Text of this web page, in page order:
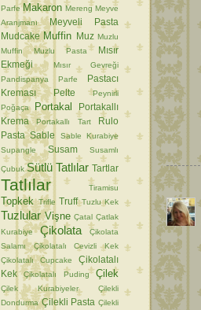
Parfe Makaron Mereng Meyve
Aranjmanı
Meyveli Pasta
Mudcake Muffin Muz Muzlu
Muffin
Muzlu Pasta
Mısır
Ekmeği
Mısır Gevreği
Pandispanya
Parfe
Pastacı
Kreması
Pelte
Peynirli
Poğaça
Portakal
Portakallı
Krema
Portakallı Tart
Rulo
Pasta Sable
Sable Kurabiye
Supangle
Susam Susamlı
Çubuk Sütlü Tatlılar Tartlar
Tatlılar Tiramisu
Topkek Trifle Truff Tuzlu Kek
Tuzlular Vişne Çatal Çatlak
Kurabiye
Çikolata
Çikolata
Salamı
Çikolatalı Cevizli Kek
Çikolatalı Cupcake
Çikolatalı
Kek
Çikolatalı Puding Çilek
Çilek Kurabiyeler
Çilekli
Dondurma Çilekli Pasta Çilekli